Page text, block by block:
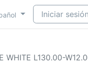
Iniciar sesión
WHITE L130.00-